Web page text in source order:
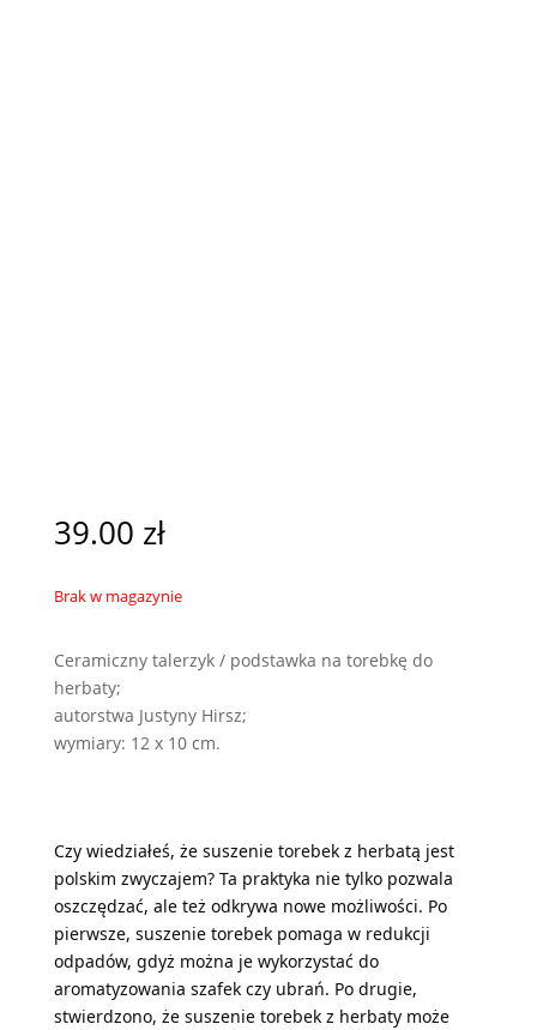
39.00 zł
Brak w magazynie
Ceramiczny talerzyk / podstawka na torebkę do
herbaty;
autorstwa Justyny Hirsz;
wymiary: 12 x 10 cm.
Czy wiedziałeś, że suszenie torebek z herbatą jest
polskim zwyczajem? Ta praktyka nie tylko pozwala
oszczędzać, ale też odkrywa nowe możliwości. Po
pierwsze, suszenie torebek pomaga w redukcji
odpadów, gdyż można je wykorzystać do
aromatyzowania szafek czy ubrań. Po drugie,
stwierdzono, że suszenie torebek z herbaty może